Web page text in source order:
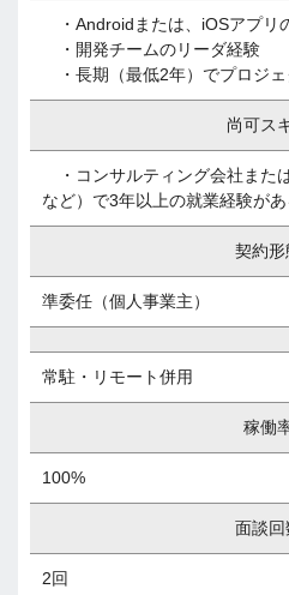
・Androidまたは、iOSアプリ
・開発チームのリーダ経験
・長期（最低2年）でプロジェ
尚可ス
・コンサルティング会社また
など）で3年以上の就業経験があ
契約形
準委任（個人事業主）
常駐・リモート併用
稼働
100%
面談回
2回